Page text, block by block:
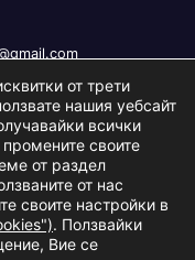
S.I.T Solutions
от трети
нашия уебсайт
всички
своите
от раздел
от нас
своите настройки в
. Ползвайки
Вие се